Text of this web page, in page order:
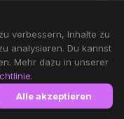
verbessern, Inhalte zu
analysieren. Du kannst
Mehr dazu in unserer
.
Alle akzeptieren